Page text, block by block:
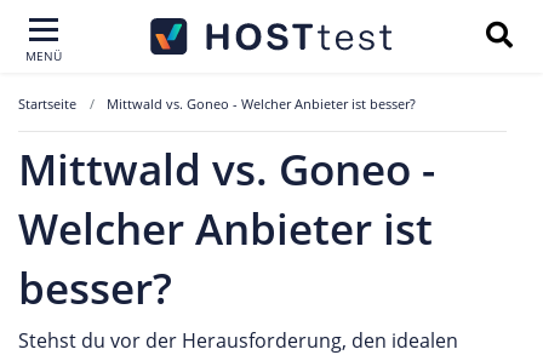
MENÜ
Startseite Mittwald vs. Goneo - Welcher Anbieter ist besser?
Mittwald vs. Goneo -
Welcher Anbieter ist
besser?
Stehst du vor der Herausforderung, den idealen